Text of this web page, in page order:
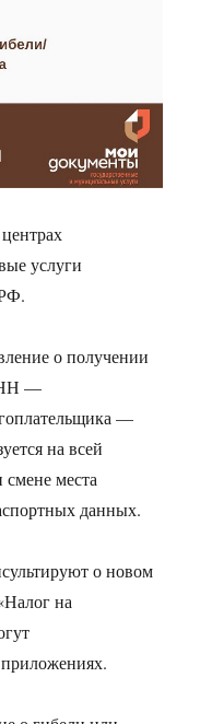
услуги
о получении
—
—
на всей
места
данных.
о новом
на